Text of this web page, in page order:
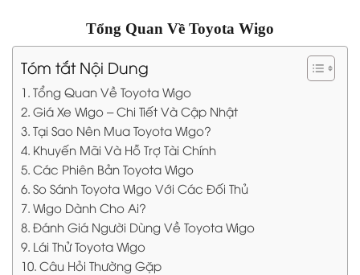
Tổng Quan Về Toyota Wigo
Tóm tắt Nội Dung
Tổng Quan Về Toyota Wigo
Giá Xe Wigo – Chi Tiết Và Cập Nhật
Tại Sao Nên Mua Toyota Wigo?
Khuyến Mãi Và Hỗ Trợ Tài Chính
Các Phiên Bản Toyota Wigo
So Sánh Toyota Wigo Với Các Đối Thủ
Wigo Dành Cho Ai?
Đánh Giá Người Dùng Về Toyota Wigo
Lái Thử Toyota Wigo
Câu Hỏi Thường Gặp